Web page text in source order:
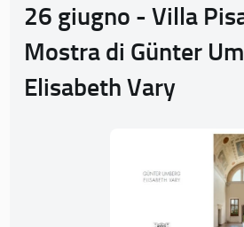
26 giugno - Villa
Mostra di Günter
Elisabeth Vary